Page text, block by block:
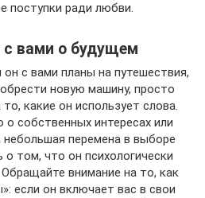
поступки ради любви.
с вами о будущем
с вами планы на путешествия,
новую машину, просто
какие он использует слова.
о собственных интересах или
перемена в выборе
том, что он психологически
внимание на то, как
если он включает вас в свои